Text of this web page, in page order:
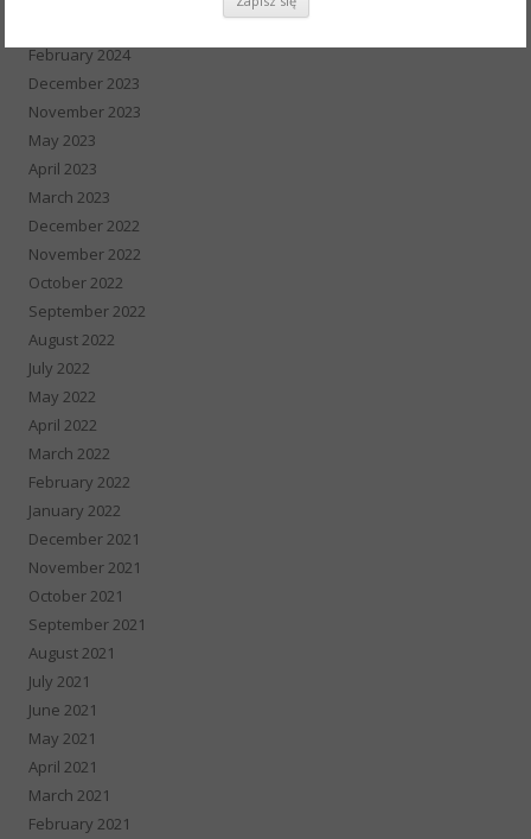
February 2024
December 2023
November 2023
May 2023
April 2023
March 2023
December 2022
November 2022
October 2022
September 2022
August 2022
July 2022
May 2022
April 2022
March 2022
February 2022
January 2022
December 2021
November 2021
October 2021
September 2021
August 2021
July 2021
June 2021
May 2021
April 2021
March 2021
February 2021